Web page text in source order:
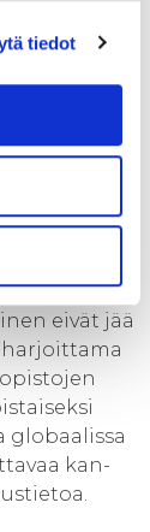
tiedot
ei
kuin
olla.
minkä
eivät jää
harjoittama
globaalissa
kan-